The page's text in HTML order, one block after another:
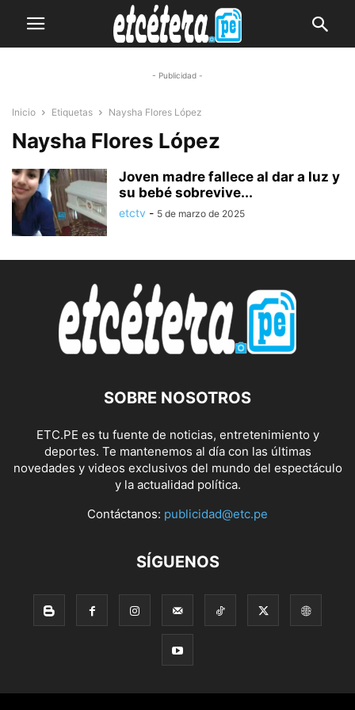
- Publicidad -
Inicio Etiquetas Naysha Flores López
Naysha Flores López
Joven madre fallece al dar a luz y
su bebé sobrevive...
etctv - 5 de marzo de 2025
SOBRE NOSOTROS
ETC.PE es tu fuente de noticias, entretenimiento y
deportes. Te mantenemos al día con las últimas
novedades y videos exclusivos del mundo del espectáculo
y la actualidad política.
Contáctanos: publicidad@etc.pe
SÍGUENOS